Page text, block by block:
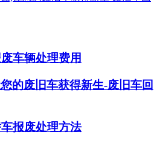
车辆处理费用
的废旧车获得新生-废旧车回
报废处理方法